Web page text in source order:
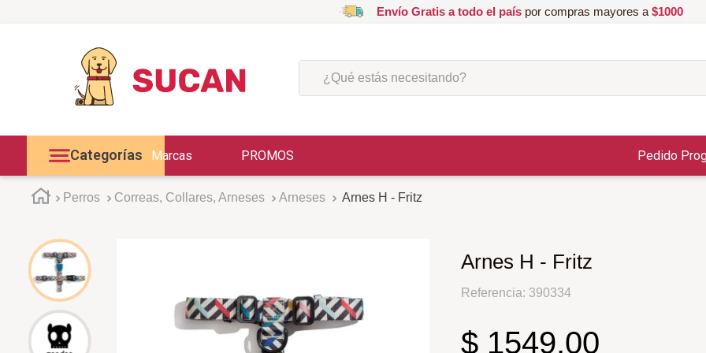
Envío Gratis a todo el paíspor compras mayores a $1000
¿Qué estás necesitando?
Categorías Marcas PROMOS Pedido
Perros Correas, Collares, Arneses Arneses Arnes H - Fritz
Arnes H - Fritz
Referencia: 390334
$ 1549,00